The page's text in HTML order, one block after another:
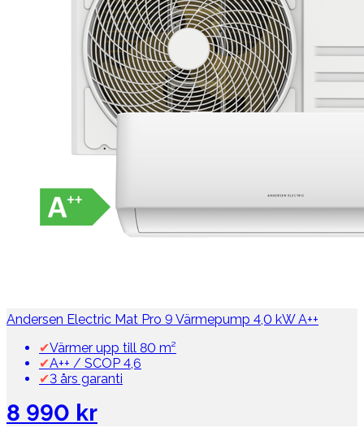
Andersen Electric Mat Pro 9 Värmepump 4,0 kW A++
✔Värmer upp till 80 m²
✔A++ / SCOP 4,6
✔3 års garanti
8 990 kr